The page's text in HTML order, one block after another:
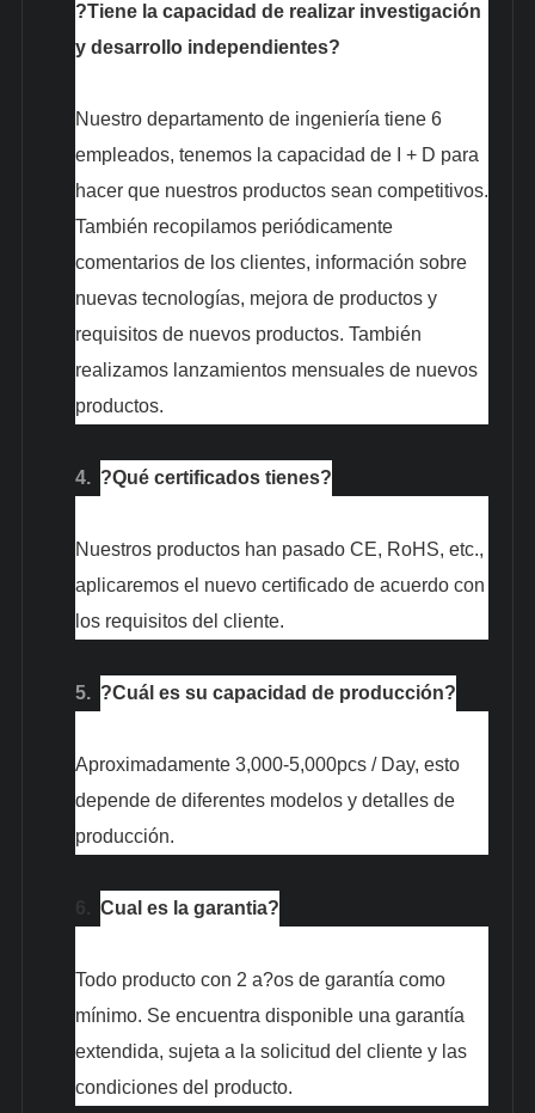
?Tiene la capacidad de realizar investigación
y desarrollo independientes?
Nuestro departamento de ingeniería tiene 6
empleados, tenemos la capacidad de I + D para
hacer que nuestros productos sean competitivos.
También recopilamos periódicamente
comentarios de los clientes, información sobre
nuevas tecnologías, mejora de productos y
requisitos de nuevos productos. También
realizamos lanzamientos mensuales de nuevos
productos.
4. ?Qué certificados tienes?
Nuestros productos han pasado CE, RoHS, etc.,
aplicaremos el nuevo certificado de acuerdo con
los requisitos del cliente.
5. ?Cuál es su capacidad de producción?
Aproximadamente 3,000-5,000pcs / Day, esto
depende de diferentes modelos y detalles de
producción.
Cual es la garantia?
Todo producto con 2 a?os de garantía como
mínimo. Se encuentra disponible una garantía
extendida, sujeta a la solicitud del cliente y las
condiciones del producto.